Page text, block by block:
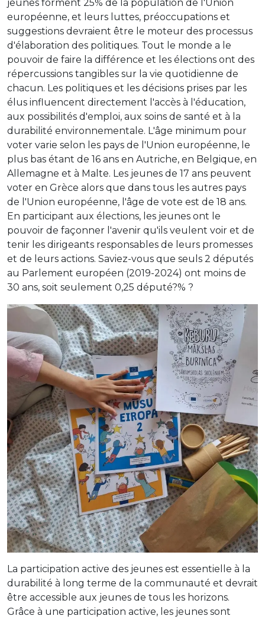
jeunes forment 25% de la population de l'Union
européenne, et leurs luttes, préoccupations et
suggestions devraient être le moteur des processus
d'élaboration des politiques. Tout le monde a le
pouvoir de faire la différence et les élections ont des
répercussions tangibles sur la vie quotidienne de
chacun. Les politiques et les décisions prises par les
élus influencent directement l'accès à l'éducation,
aux possibilités d'emploi, aux soins de santé et à la
durabilité environnementale. L'âge minimum pour
voter varie selon les pays de l'Union européenne, le
plus bas étant de 16 ans en Autriche, en Belgique, en
Allemagne et à Malte. Les jeunes de 17 ans peuvent
voter en Grèce alors que dans tous les autres pays
de l'Union européenne, l'âge de vote est de 18 ans.
En participant aux élections, les jeunes ont le
pouvoir de façonner l'avenir qu'ils veulent voir et de
tenir les dirigeants responsables de leurs promesses
et de leurs actions. Saviez-vous que seuls 2 députés
au Parlement européen (2019-2024) ont moins de
30 ans, soit seulement 0,25 député?% ?
La participation active des jeunes est essentielle à la
durabilité à long terme de la communauté et devrait
être accessible aux jeunes de tous les horizons.
Grâce à une participation active, les jeunes sont